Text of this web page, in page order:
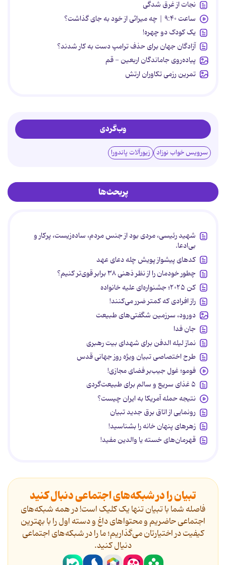
نجات از غرق شدگی
ساعت ۹:۴۰ | چه میراثی از خود به جای گذاشت؟
یک کودک دو چهره!
آزادگان جهان برای حذف ترامپ دست به کار شدند؟
پیاده‌روی جاماندگان اربعین - قم
تمرین رزمی تکاوران ارتش
وب‌گردی
سرویس خواب نوزاد زیورآلات پاندورا
پربحث‌ها
شهید رئیسی، مردی بود از جنس مردم، ساده‌زیست، پرکار و
بی‌ادعا.
کدهای پیشواز پویش چله دعای عهد
چطور خودمان را از نظر ذهنی ۳۸ برابر قوی‌تر کنیم؟
کن ۲۰۲۵؛ جشنواره‌ای علیه خانواده
راز افرادی که کمتر ضرر می‌کنند!
دورود، سرزمین شگفتی‌های طبیعت
جان فدا
نماز لیله الدفن برای شهدای بیت رهبری
طرح اختصاصی تبیان ویژه روز جهانی قدس
فومو؛ غول جیب‌بر فضای مجازی!
۵ غذای سریع و سالم برای طبیعت‌گردی
نتیجه حمله آمریکا به ایران چیست؟
رونمایی از اتاق برق جدید تبیان
زهرهای پنهان خانه را بشناسید!
قهرمان‌های خسته یا والدین مفید!
تبیان را در شبکه‌های اجتماعی دنبال کنید
فاصله شما با تبیان تنها یک کلیک است! در همه شبکه‌های
اجتماعی حاضریم و محتواهای داغ و دسته اول را با بهترین
کیفیت در اختیارتان می‌گذاریم؛ ما را در شبکه‌های اجتماعی
دنیال کنید.